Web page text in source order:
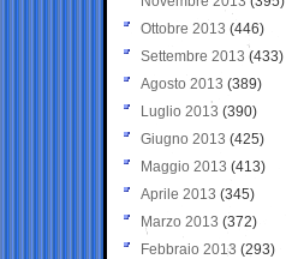
Ottobre 2013 (446)
Settembre 2013 (433)
Agosto 2013 (389)
Luglio 2013 (390)
Giugno 2013 (425)
Maggio 2013 (413)
Aprile 2013 (345)
Marzo 2013 (372)
Febbraio 2013 (293)